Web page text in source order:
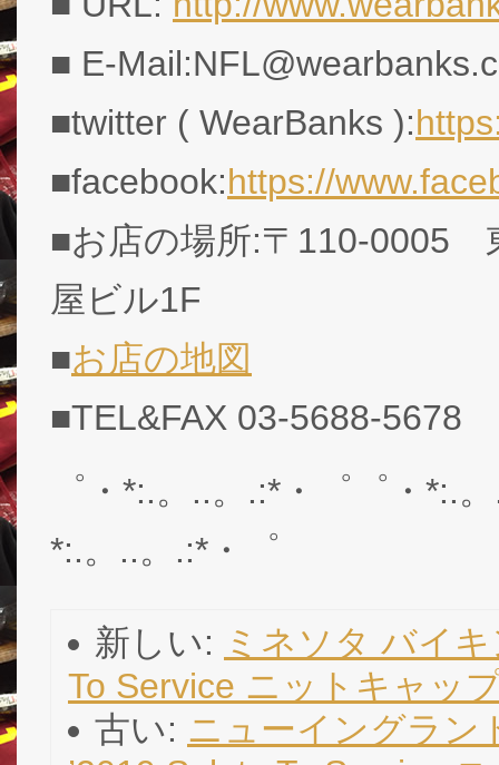
■ E-
■twitter ( WearBanks ):
■facebook:https://
■お店の場所:〒110-0005
屋ビル1F
■お店の地図
■TEL&FAX 03-5688-5678
゜・*:.。..。.:*・゜゜・*:.
*:.。..。.:*・゜
新しい: ミネソタ バイ
To Service ニットキャッ
古い: ニューイングラン